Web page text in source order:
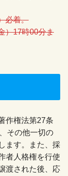
必着。
）17時00分ま
作権法第27条
その他一切の
ます。また、採
者人格権を行使
渡された後、応